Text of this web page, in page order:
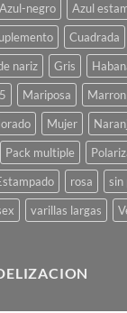
Azul-negro Azul
Cuadrada
nariz Gris
Mariposa Marron
Mujer
Pack multiple
rosa sin
varillas largas